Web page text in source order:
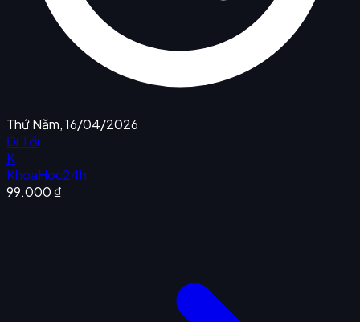
Thứ Năm, 16/04/2026
Đi Tới
K
KhoaHoc24h
99.000 ₫